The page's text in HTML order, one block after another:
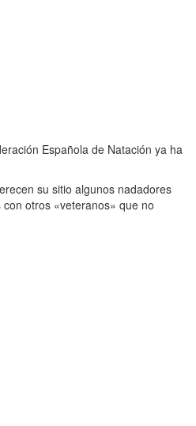
Española de Natación ya ha
su sitio algunos nadadores
otros «veteranos» que no